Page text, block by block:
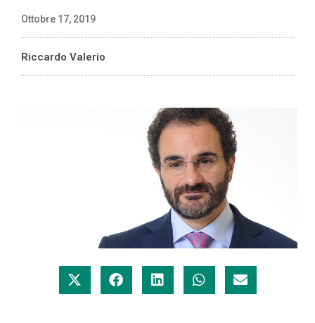
Ottobre 17, 2019
Riccardo Valerio